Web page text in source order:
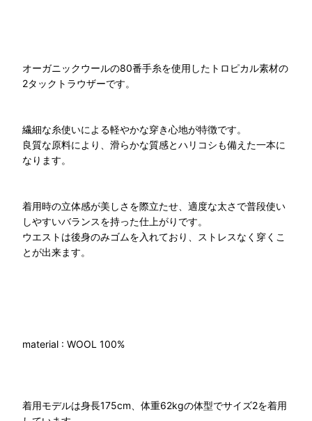
オーガニックウールの80番手糸を使用したトロピカル素材の
2タックトラウザーです。
繊細な糸使いによる軽やかな穿き心地が特徴です。
良質な原料により、滑らかな質感とハリコシも備えた一本に
なります。
着用時の立体感が美しさを際立たせ、適度な太さで普段使い
しやすいバランスを持った仕上がりです。
ウエストは後身のみゴムを入れており、ストレスなく穿くこ
とが出来ます。
material : WOOL 100%
着用モデルは身長175cm、体重62kgの体型でサイズ2を着用